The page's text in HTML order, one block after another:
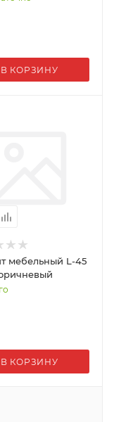
В КОРЗИНУ
мебельный L-45
В КОРЗИНУ